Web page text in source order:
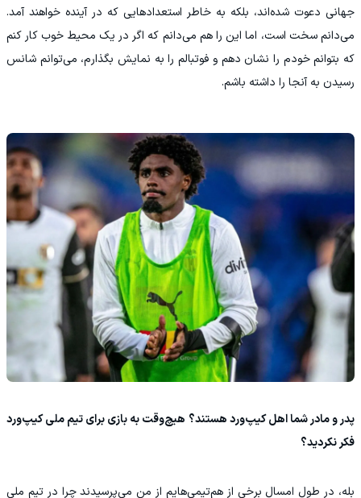
جهانی دعوت شده‌اند، بلکه به خاطر استعدادهایی که در آینده خواهند آمد.
می‌دانم سخت است، اما این را هم می‌دانم که اگر در یک محیط خوب کار کنم
که بتوانم خودم را نشان دهم و فوتبالم را به نمایش بگذارم، می‌توانم شانس
رسیدن به آنجا را داشته باشم.
پدر و مادر شما اهل کیپ‌ورد هستند؟ هیچ‌وقت به بازی برای تیم ملی کیپ‌ورد
فکر نکردید؟
بله، در طول امسال برخی از هم‌تیمی‌هایم از من می‌پرسیدند چرا در تیم ملی